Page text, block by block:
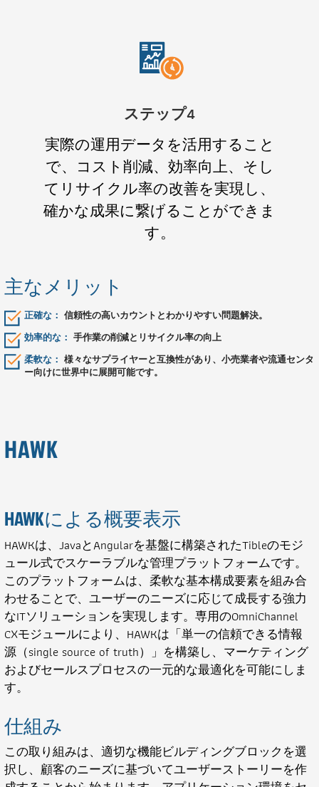
ステップ4
実際の運用データを活用すること
で、コスト削減、効率向上、そし
てリサイクル率の改善を実現し、
確かな成果に繋げることができま
す。
主なメリット
正確な： 信頼性の高いカウントとわかりやすい問題解決。
効率的な： 手作業の削減とリサイクル率の向上
柔軟な： 様々なサプライヤーと互換性があり、小売業者や流通センタ
ー向けに世界中に展開可能です。
HAWK
HAWKによる概要表示
HAWKは、JavaとAngularを基盤に構築されたTibleのモジ
ュール式でスケーラブルな管理プラットフォームです。
このプラットフォームは、柔軟な基本構成要素を組み合
わせることで、ユーザーのニーズに応じて成長する強力
なITソリューションを実現します。専用のOmniChannel
CXモジュールにより、HAWKは「単一の信頼できる情報
源（single source of truth）」を構築し、マーケティング
およびセールスプロセスの一元的な最適化を可能にしま
す。
仕組み
この取り組みは、適切な機能ビルディングブロックを選
択し、顧客のニーズに基づいてユーザーストーリーを作